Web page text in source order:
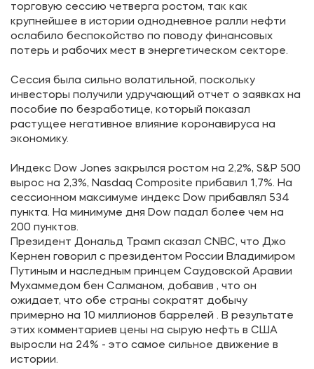
торговую сессию четверга ростом, так как
крупнейшее в истории однодневное ралли нефти
ослабило беспокойство по поводу финансовых
потерь и рабочих мест в энергетическом секторе.
Сессия была сильно волатильной, поскольку
инвесторы получили удручающий отчет о заявках на
пособие по безработице, который показал
растущее негативное влияние коронавируса на
экономику.
Индекс Dow Jones закрылся ростом на 2,2%, S&P 500
вырос на 2,3%, Nasdaq Composite прибавил 1,7%. На
сессионном максимуме индекс Dow прибавлял 534
пункта. На минимуме дня Dow падал более чем на
200 пунктов.
Президент Дональд Трамп сказал CNBC, что Джо
Кернен говорил с президентом России Владимиром
Путиным и наследным принцем Саудовской Аравии
Мухаммедом бен Салманом, добавив , что он
ожидает, что обе страны сократят добычу
примерно на 10 миллионов баррелей . В результате
этих комментариев цены на сырую нефть в США
выросли на 24% - это самое сильное движение в
истории.